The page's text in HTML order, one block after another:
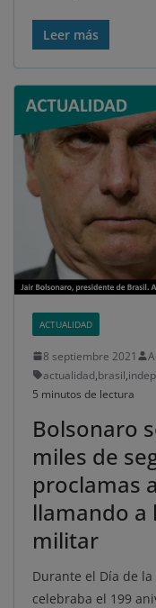
Leer más
ACTUALIDAD
8 septiembre 2021
actualidad,brasil,
5 minutos de lectura
Bolsonaro
miles de
proclamas
llamando a
militar
Durante el Día de
celebraba el 199